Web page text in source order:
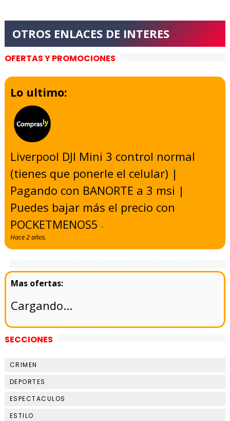
OFERTAS Y PROMOCIONES
Lo ultimo:
Liverpool DJI Mini 3 control normal
(tienes que ponerle el celular) |
Pagando con BANORTE a 3 msi |
Puedes bajar más el precio con
POCKETMENOS5-
Hace 2 años.
Cargando...
SECCIONES
CRIMEN
DEPORTES
ESPECTACULOS
ESTILO